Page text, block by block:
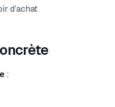
d’achat
: